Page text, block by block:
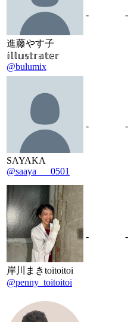
進藤やす子
𝕚𝕝𝕝𝕦𝕤𝕥𝕣𝕒𝕥𝕖𝕣
@bulumix
- -
SAYAKA
@saaya___0501
- -
岸川まきtoitoitoi
@penny_toitoitoi
- -